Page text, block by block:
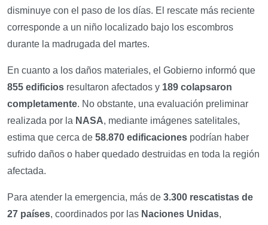
disminuye con el paso de los días. El rescate más reciente
corresponde a un niño localizado bajo los escombros
durante la madrugada del martes.
En cuanto a los daños materiales, el Gobierno informó que
855 edificios resultaron afectados y 189 colapsaron
completamente. No obstante, una evaluación preliminar
realizada por la NASA, mediante imágenes satelitales,
estima que cerca de 58.870 edificaciones podrían haber
sufrido daños o haber quedado destruidas en toda la región
afectada.
Para atender la emergencia, más de 3.300 rescatistas de
27 países, coordinados por las Naciones Unidas,